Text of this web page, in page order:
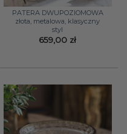
PATERA DWUPOZIOMOWA
złota, metalowa, klasyczny
styl
659,00 zł